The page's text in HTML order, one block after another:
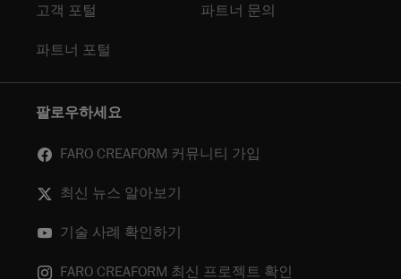
고객 포털 파트너 문의
파트너 포털
팔로우하세요
FARO CREAFORM 커뮤니티 가입
최신 뉴스 알아보기
기술 사례 확인하기
FARO CREAFORM 최신 프로젝트 확인